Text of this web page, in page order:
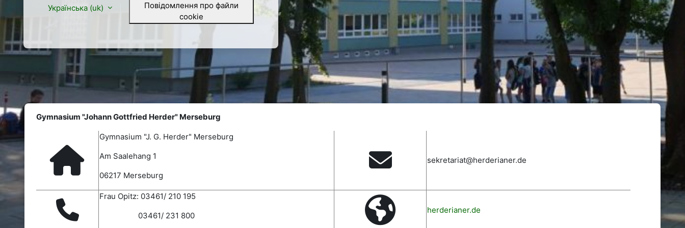
Українська ‎(uk)‎
Повідомлення про файли
cookie
Gymnasium "Johann Gottfried Herder" Merseburg
Gymnasium "J. G. Herder" Merseburg
Am Saalehang 1
06217 Merseburg
sekretariat@herderianer.de
Frau Opitz: 03461/ 210 195
03461/ 231 800
herderianer.de